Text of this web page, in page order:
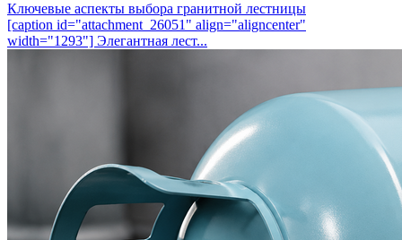
Ключевые аспекты выбора гранитной лестницы
[caption id="attachment_26051" align="aligncenter"
width="1293"] Элегантная лест...